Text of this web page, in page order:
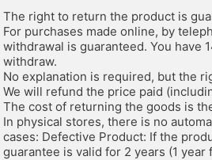
The right to return the product is
For purchases made online, by
withdrawal is guaranteed. You have
withdraw.
No explanation is required, but the
We will refund the price paid
The cost of returning the goods is
In physical stores, there is no
cases: Defective Product: If the
guarantee is valid for 2 years (1